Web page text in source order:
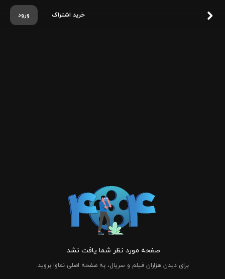
ورود خرید اشتراک
صفحه مورد نظر شما یافت نشد.
برای دیدن هزاران فیلم و سریال، به صفحه اصلی نماوا بروید.